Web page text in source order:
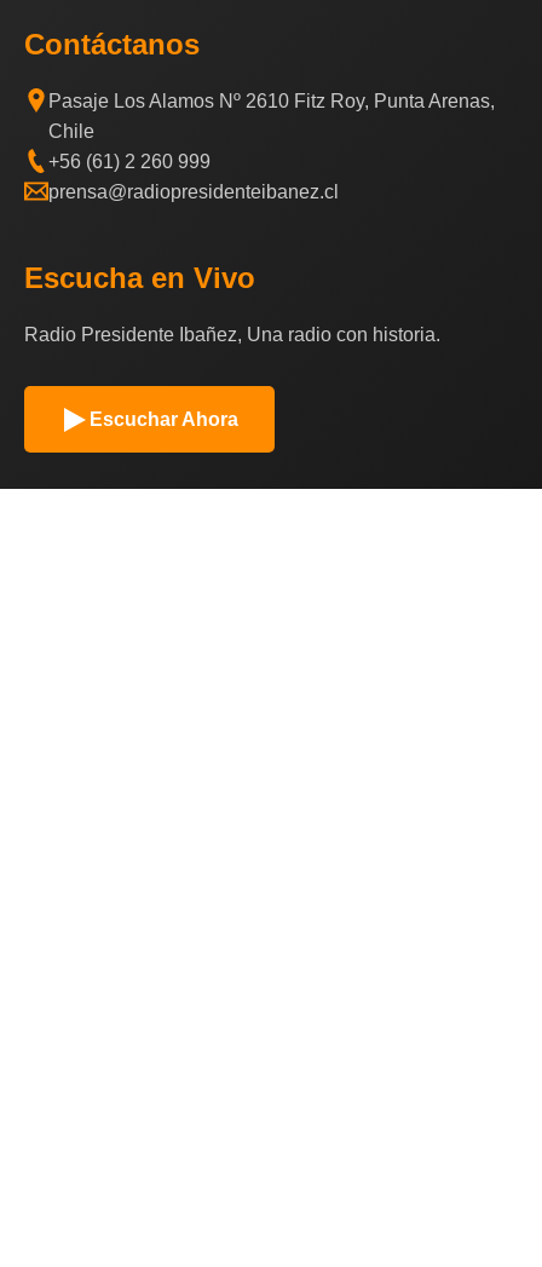
Contáctanos
Pasaje Los Alamos Nº 2610 Fitz Roy, Punta Arenas,
Chile
+56 (61) 2 260 999
prensa@radiopresidenteibanez.cl
Escucha en Vivo
Radio Presidente Ibañez, Una radio con historia.
Escuchar Ahora